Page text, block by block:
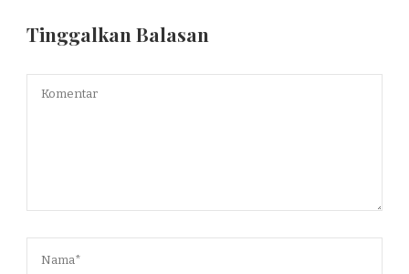
Tinggalkan Balasan